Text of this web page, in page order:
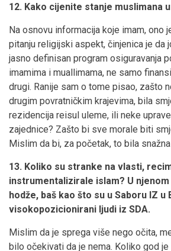
12. Kako cijenite stanje muslimana
Na osnovu informacija koje imam, ono
pitanju religijski aspekt, činjenica je da
jasno definisan program osiguravanja
imamima i muallimama, ne samo
drugi. Ranije sam o tome pisao, zašto
drugim povratničkim krajevima, bila
rezidencija reisul uleme, ili neke
zajednice? Zašto bi sve morale biti
Mislim da bi, za početak, to bila
13. Koliko su stranke na vlasti,
instrumentalizirale islam? U
hodže, baš kao što su u Saboru IZ u
visokopozicionirani ljudi iz SDA.
Mislim da je sprega više nego očita,
bilo očekivati da je nema. Koliko god